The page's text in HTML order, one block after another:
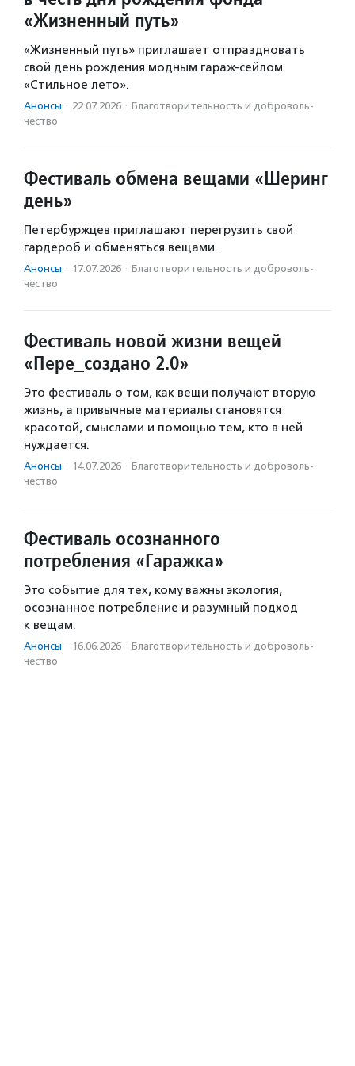
«Жизненный путь»
«Жизненный путь» приглашает отпраздновать
свой день рождения модным гараж-сейлом
«Стильное лето».
Анонсы · 22.07.2026 · Благотвори­тель­ность и доброволь­
чест­во
Фестиваль обмена вещами «Шеринг
день»
Петербуржцев приглашают перегрузить свой
гардероб и обменяться вещами.
Анонсы · 17.07.2026 · Благотвори­тель­ность и доброволь­
чест­во
Фестиваль новой жизни вещей
«Пере_создано 2.0»
Это фестиваль о том, как вещи получают вторую
жизнь, а привычные материалы становятся
красотой, смыслами и помощью тем, кто в ней
нуждается.
Анонсы · 14.07.2026 · Благотвори­тель­ность и доброволь­
чест­во
Фестиваль осознанного
потребления «Гаражка»
Это событие для тех, кому важны экология,
осознанное потребление и разумный подход
к вещам.
Анонсы · 16.06.2026 · Благотвори­тель­ность и доброволь­
чест­во